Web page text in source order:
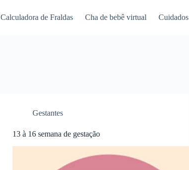
Calculadora de Fraldas Cha de bebê virtual Cuidados
Gestantes
13 à 16 semana de gestação